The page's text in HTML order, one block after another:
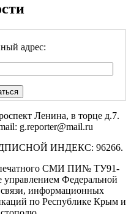
адрес:
Ленина, в торце д.7.
g.reporter@mail.ru
ИНДЕКС: 96266.
печатного СМИ ПИ№ ТУ91-
управлением Федеральной
информационных
по Республике Крым и